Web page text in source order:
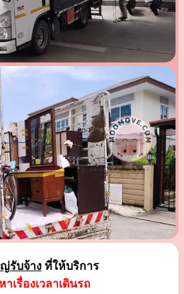
รับจ้างที่ให้บริการ
เรื่องเวลาเดินรถ